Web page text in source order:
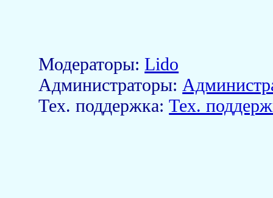
Модераторы:Lido
Aдминистраторы:
Тех. поддержка:Тех.